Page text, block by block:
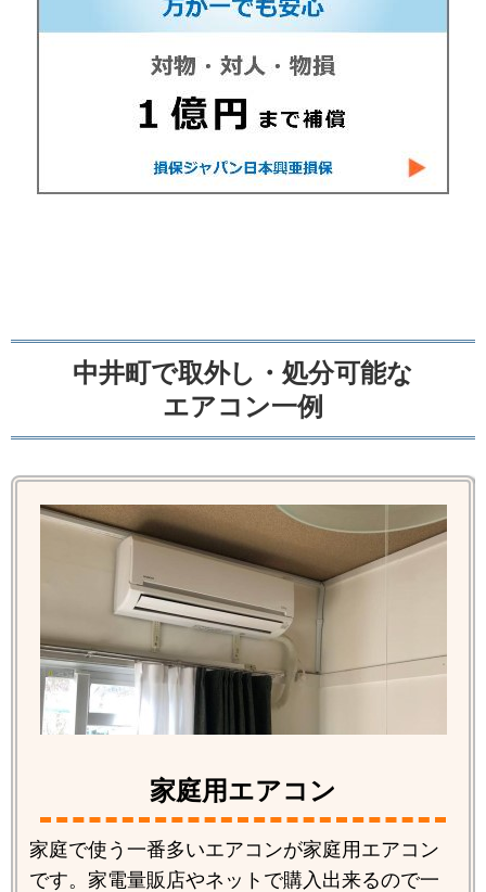
中井町で取外し・処分可能な
エアコン一例
家庭用エアコン
家庭で使う一番多いエアコンが家庭用エアコン
です。家電量販店やネットで購入出来るので一